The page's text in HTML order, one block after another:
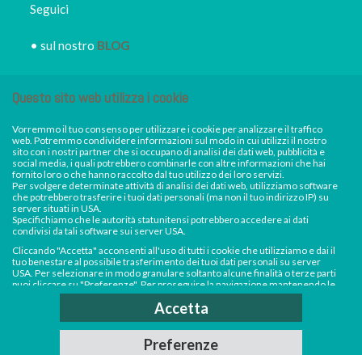
Seguici
• sul nostro BLOG
Instagram
• iscriviti allaNEWSLETTER
IRORIper restare sempre
informato dei nuovi piatti dei
nostri eventi, di sconti e promozioni in atto
Questo sito web utilizza i cookie
Vorremmo il tuo consenso per utilizzare i cookie per analizzare il traffico
web. Potremmo condividere informazioni sul modo in cui utilizzi il nostro
sito con i nostri partner che si occupano di analisi dei dati web, pubblicità e
social media, i quali potrebbero combinarle con altre informazioni che hai
fornito loro o che hanno raccolto dal tuo utilizzo dei loro servizi.
Per svolgere determinate attività di analisi dei dati web, utilizziamo software
che potrebbero trasferire i tuoi dati personali (ma non il tuo indirizzo IP) su
server situati in USA.
Specifichiamo che le autorità statunitensi potrebbero accedere ai dati
condivisi da tali software sui server USA.
Cliccando "Accetta" acconsenti all'uso di tutti i cookie che utilizziamo e dai il
tuo benestare al possibile trasferimento dei tuoi dati personali su server
USA. Per selezionare in modo granulare soltanto alcune finalità o terze parti
puoi cliccare su "Preferenze". Per proseguire la navigazione mantenendo le
impostazioni di default (solo i cookie necessari) e impedire la raccolta e il
trasferimento di dati personali su server USA da parte dei nostri software di
Cookie PolicyePrivacy Policy.
Preferenze
Accetta